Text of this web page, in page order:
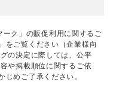
ク」の販促利用に関するご
」をご覧ください（企業様向
の決定に際しては、公平
や掲載順位に関するご依
めご了承ください。